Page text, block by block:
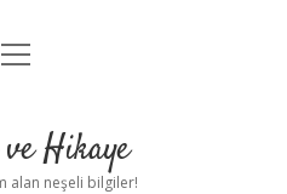
Politikası
Uyarı
menüyü
Hikaye
alan neşeli bilgiler!